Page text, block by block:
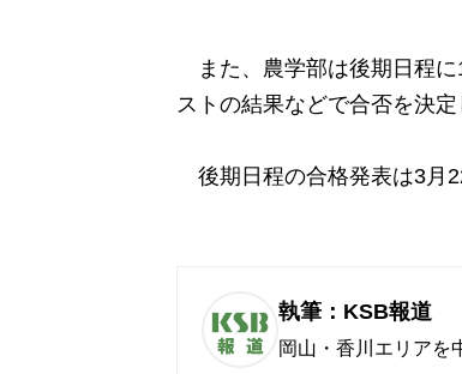
また、農学部は後期日程に
ストの結果などで合否を決定
後期日程の合格発表は3月
執筆：KSB報道
岡山・香川エリアを